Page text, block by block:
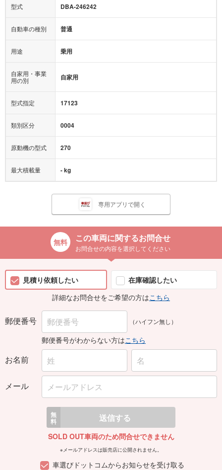
型式 DBA-246242
自動車の種別 普通
用途 乗用
自家用・事業
用の別
自家用
型式指定 17123
類別区分 0004
原動機の型式 270
最大積載量 - kg
専用アプリで開く
この車両に関するお問合せ
お問合せの内容を選択してください
見積り依頼したい
在庫確認したい
詳細なお問合せをご希望の方はこちら
郵便番号 （ハイフン無し）
郵便番号がわからない方はこちら
お名前
メール
無
料 送信する
SOLD OUT車両のため問合せできません
※メールアドレスは販売店に公開されません。
車選びドットコムからお知らせを受け取る